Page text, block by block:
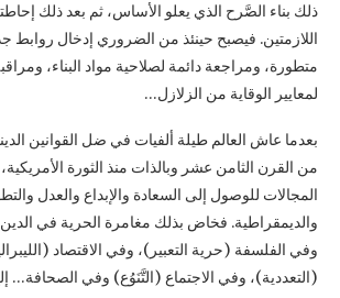
ذلك بناء الصَّرح الذي يعلو الأساس، ثم بعد ذلك إحاطته
اللازمتين. فيصبح حينئذ من الضروري إدخال روابط
متطورة، ومراجعة دائمة لصلاحية مواد البناء،
لمعايير الوقاية من الزلازل…
بعدما عاش العالم طيلة ألفيات في ضل القوانين
من القرن الثامن عشر وبالذات منذ الثورة
المجالات للوصول إلى السعادة والإبداع والعدل
والديمقراطية. فخاض بذلك مغامرة الحرية في
وفي الفلسفة (حرية التعبير)، وفي الاقتصاد
(التعددية)، وفي الاجتماع (التَّنَوُع) وفي الصحافة…